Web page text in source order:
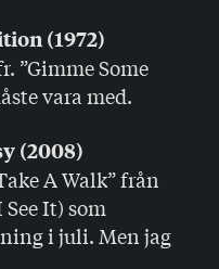
(1972)
”Gimme Some
vara med.
(2008)
A Walk” från
It) som
i juli. Men jag